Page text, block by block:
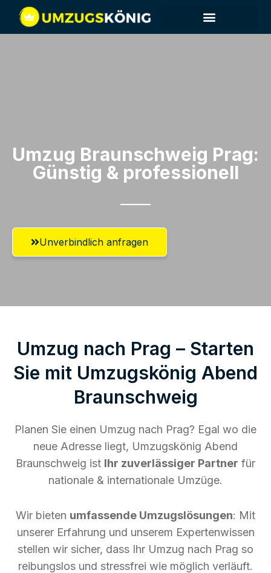
Umzug Braunschweig​ Prag:
Günstig & professionell​
Unverbindlich anfragen
Umzug nach Prag – Starten
Sie mit Umzugskönig Abend
Braunschweig
Planen Sie einen Umzug nach Prag? Egal wo die
neue Adresse liegt, Umzugskönig Abend
Braunschweig ist Ihr zuverlässiger Partner für
nationale & internationale Umzüge.
Wir bieten umfassende Umzugslösungen: Mit
unserer Erfahrung und unserem Expertenwissen
stellen wir sicher, dass Ihr Umzug nach Prag so
reibungslos und stressfrei wie möglich verläuft.